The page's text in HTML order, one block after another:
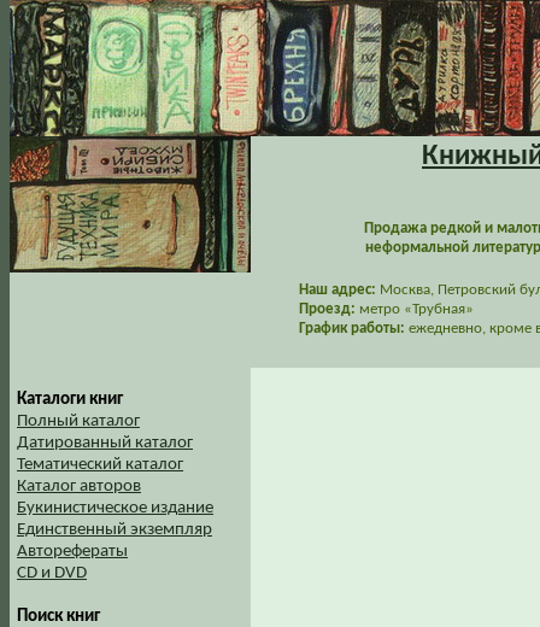
Книжный
Продажа редкой и
неформальной
Наш адрес: Москва, Петровский
Проезд: метро «Трубная»
График работы: ежедневно, кроме
Каталоги книг
Полный каталог
Датированный каталог
Тематический каталог
Каталог авторов
Букинистическое издание
Единственный экземпляр
Авторефераты
CD и DVD
Поиск книг